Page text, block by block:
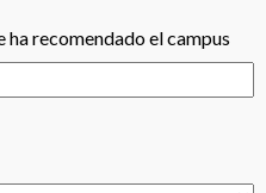
recomendado el campus